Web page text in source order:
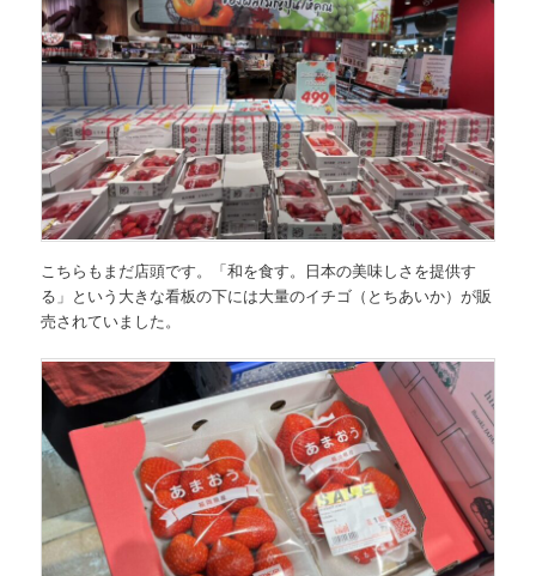
こちらもまだ店頭です。
「和を食す。日本の美味しさを提供す
る」 という大きな看板の下には大量のイチゴ（とちあいか）が販
売されていました。